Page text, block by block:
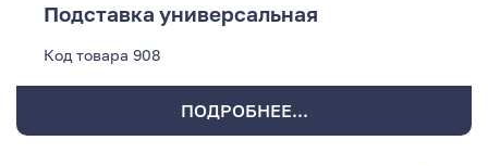
Подставка универсальная
Код товара 908
ПОДРОБНЕЕ...